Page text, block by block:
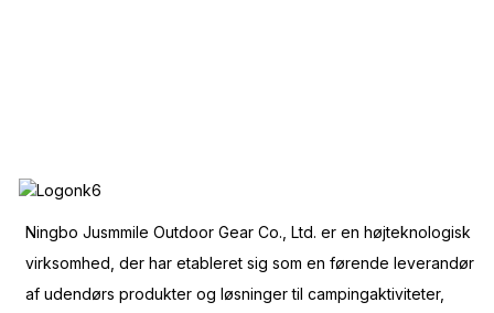
Ningbo Jusmmile Outdoor Gear Co., Ltd. er en højteknologisk
virksomhed, der har etableret sig som en førende leverandør
af udendørs produkter og løsninger til campingaktiviteter,